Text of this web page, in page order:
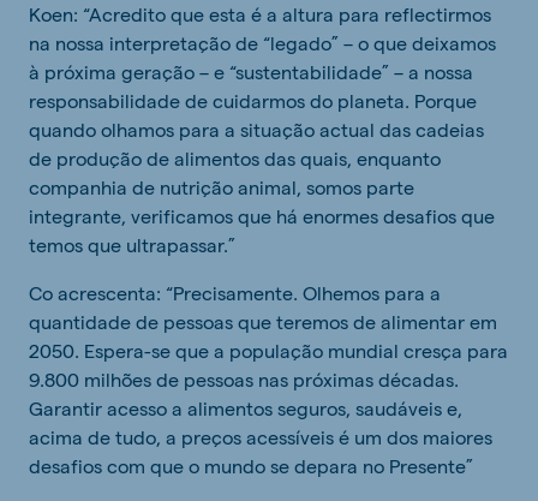
Koen: “Acredito que esta é a altura para reflectirmos
na nossa interpretação de “legado” – o que deixamos
à próxima geração – e “sustentabilidade” – a nossa
responsabilidade de cuidarmos do planeta. Porque
quando olhamos para a situação actual das cadeias
de produção de alimentos das quais, enquanto
companhia de nutrição animal, somos parte
integrante, verificamos que há enormes desafios que
temos que ultrapassar.”
Co acrescenta: “Precisamente. Olhemos para a
quantidade de pessoas que teremos de alimentar em
2050. Espera-se que a população mundial cresça para
9.800 milhões de pessoas nas próximas décadas.
Garantir acesso a alimentos seguros, saudáveis e,
acima de tudo, a preços acessíveis é um dos maiores
desafios com que o mundo se depara no Presente”